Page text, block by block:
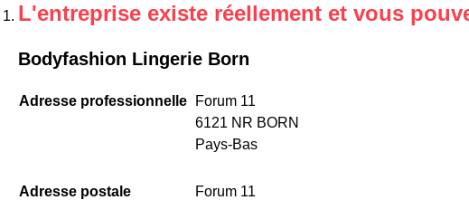
L'entreprise existe réellement et vous
Bodyfashion Lingerie Born
Adresse professionnelle
Forum 11
6121 NR BORN
Pays-Bas
Adresse postale
Forum 11